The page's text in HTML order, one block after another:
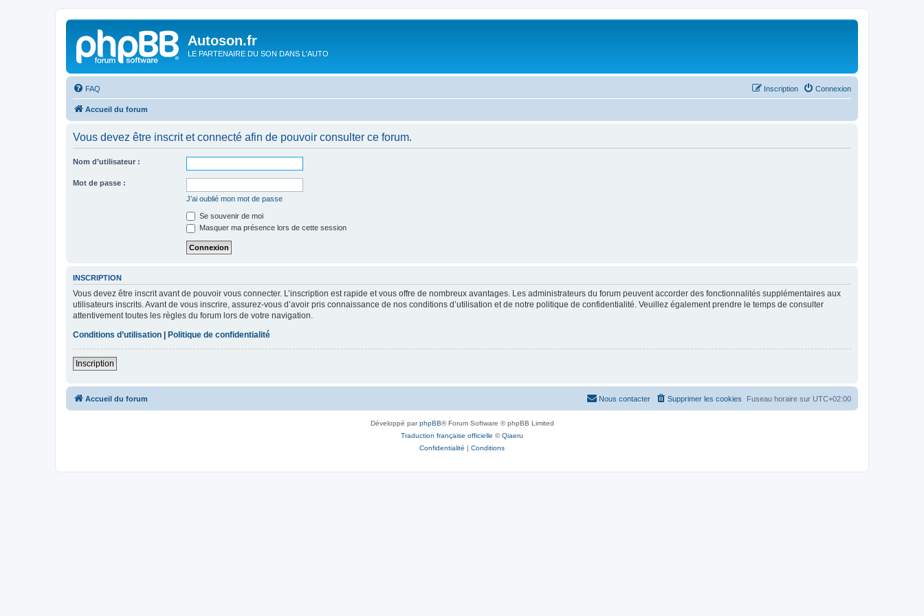
Autoson.fr
LE PARTENAIRE DU SON DANS L'AUTO
FAQ Connexion
Inscription
Accueil du forum
Vous devez être inscrit et connecté afin de pouvoir consulter ce forum.
Nom d’utilisateur :
Mot de passe :
J’ai oublié mon mot de passe
Se souvenir de moi
Masquer ma présence lors de cette session
INSCRIPTION
Vous devez être inscrit avant de pouvoir vous connecter. L’inscription est rapide et vous offre de nombreux avantages. Les administrateurs du forum peuvent accorder des fonctionnalités supplémentaires aux
utilisateurs inscrits. Avant de vous inscrire, assurez-vous d’avoir pris connaissance de nos conditions d’utilisation et de notre politique de confidentialité. Veuillez également prendre le temps de consulter
attentivement toutes les règles du forum lors de votre navigation.
Conditions d’utilisation
Politique de confidentialité
Inscription
Accueil du forum Fuseau horaire sur UTC+02:00
Supprimer les cookies
Nous contacter
Développé parphpBB® Forum Software © phpBB Limited
Traduction française officielle ©Qiaeru
Confidentialité | Conditions